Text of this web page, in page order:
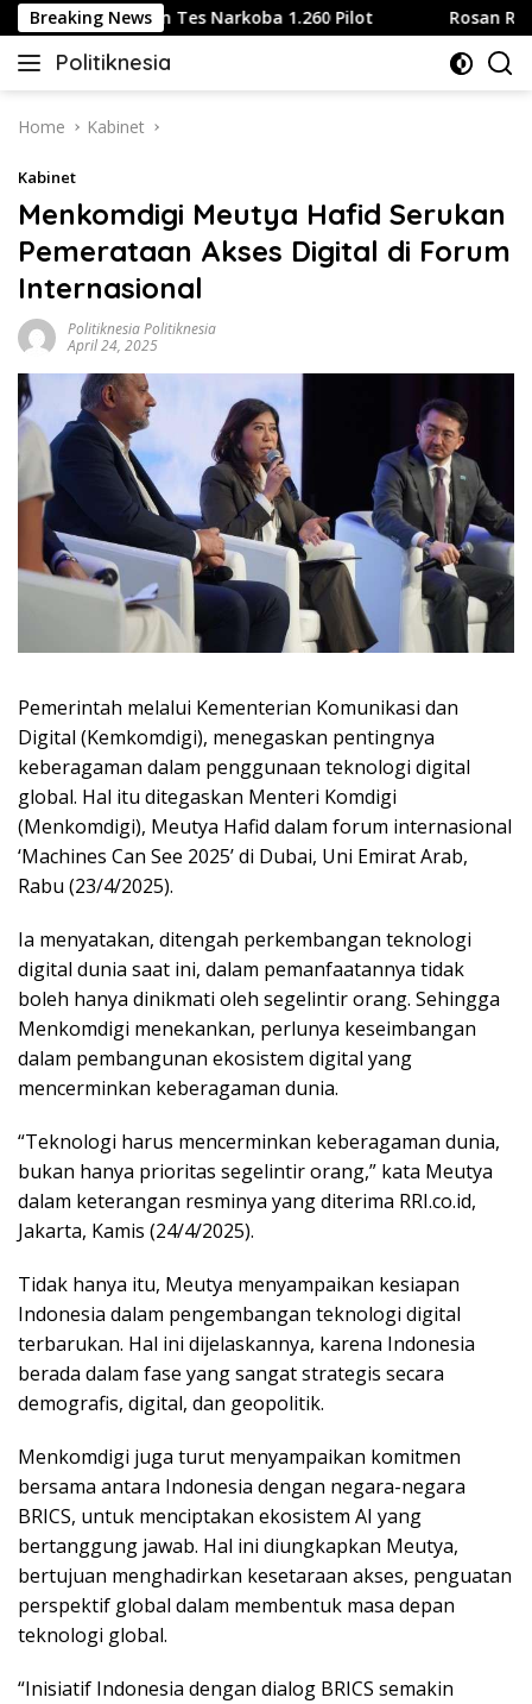
Skip
to
content
Breaking News
Wajibkan Tes Narkoba 1.260 Pilot Rosan
Politiknesia
Politiknesia.com
Home Kabinet
Kabinet
Menkomdigi Meutya Hafid Serukan
Pemerataan Akses Digital di Forum
Internasional
Politiknesia Politiknesia
April 24, 2025
Pemerintah melalui Kementerian Komunikasi dan
Digital (Kemkomdigi), menegaskan pentingnya
keberagaman dalam penggunaan teknologi digital
global. Hal itu ditegaskan Menteri Komdigi
(Menkomdigi), Meutya Hafid dalam forum internasional
‘Machines Can See 2025’ di Dubai, Uni Emirat Arab,
Rabu (23/4/2025).
Ia menyatakan, ditengah perkembangan teknologi
digital dunia saat ini, dalam pemanfaatannya tidak
boleh hanya dinikmati oleh segelintir orang. Sehingga
Menkomdigi menekankan, perlunya keseimbangan
dalam pembangunan ekosistem digital yang
mencerminkan keberagaman dunia.
“Teknologi harus mencerminkan keberagaman dunia,
bukan hanya prioritas segelintir orang,” kata Meutya
dalam keterangan resminya yang diterima RRI.co.id,
Jakarta, Kamis (24/4/2025).
Tidak hanya itu, Meutya menyampaikan kesiapan
Indonesia dalam pengembangan teknologi digital
terbarukan. Hal ini dijelaskannya, karena Indonesia
berada dalam fase yang sangat strategis secara
demografis, digital, dan geopolitik.
Menkomdigi juga turut menyampaikan komitmen
bersama antara Indonesia dengan negara-negara
BRICS, untuk menciptakan ekosistem AI yang
bertanggung jawab. Hal ini diungkapkan Meutya,
bertujuan menghadirkan kesetaraan akses, penguatan
perspektif global dalam membentuk masa depan
teknologi global.
“Inisiatif Indonesia dengan dialog BRICS semakin